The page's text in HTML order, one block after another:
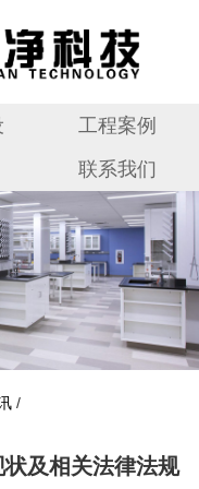
工程案例
联系我们
/
及相关法律法规